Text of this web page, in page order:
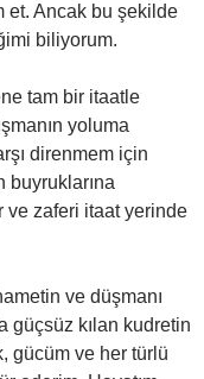
et. Ancak bu şekilde
biliyorum.
tam bir itaatle
yoluma
direnmem için
buyruklarına
ve zaferi itaat yerinde
ve düşmanı
güçsüz kılan kudretin
gücüm ve her türlü